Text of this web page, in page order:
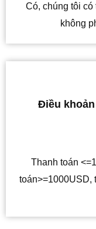
Có, chúng tôi
không
Điều
Thanh toán
toán>=1000USD,